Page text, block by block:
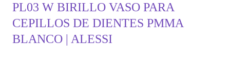
PL03 W BIRILLO VASO PARA
CEPILLOS DE DIENTES PMMA
BLANCO | ALESSI